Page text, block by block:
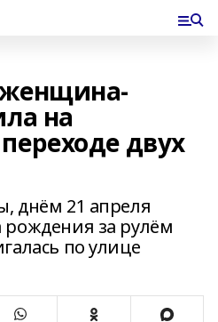
на
двух
днём 21 апреля
за рулём
по улице